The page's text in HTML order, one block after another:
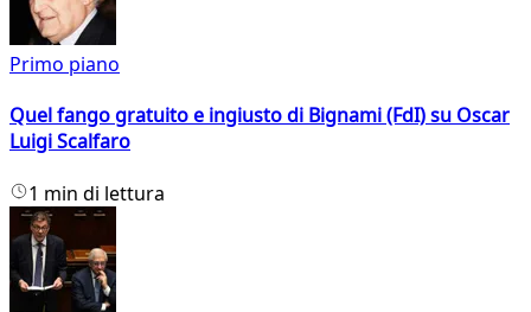
Primo piano
Quel fango gratuito e ingiusto di Bignami (FdI) su Oscar
Luigi Scalfaro
1 min di lettura